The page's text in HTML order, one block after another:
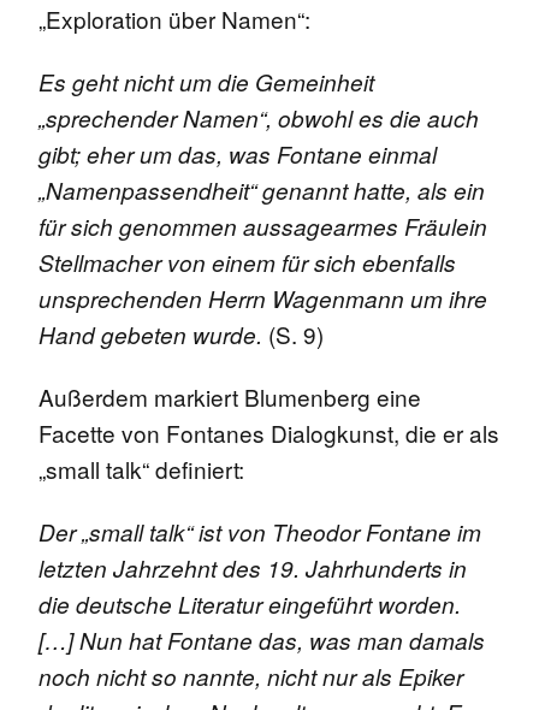
„Exploration über Namen“:
Es geht nicht um die Gemeinheit
„sprechender Namen“, obwohl es die auch
gibt; eher um das, was Fontane einmal
„Namenpassendheit“ genannt hatte, als ein
für sich genommen aussagearmes Fräulein
Stellmacher von einem für sich ebenfalls
unsprechenden Herrn Wagenmann um ihre
Hand gebeten wurde. (S. 9)
Außerdem markiert Blumenberg eine
Facette von Fontanes Dialogkunst, die er als
„small talk“ definiert:
Der „small talk“ ist von Theodor Fontane im
letzten Jahrzehnt des 19. Jahrhunderts in
die deutsche Literatur eingeführt worden.
[…] Nun hat Fontane das, was man damals
noch nicht so nannte, nicht nur als Epiker